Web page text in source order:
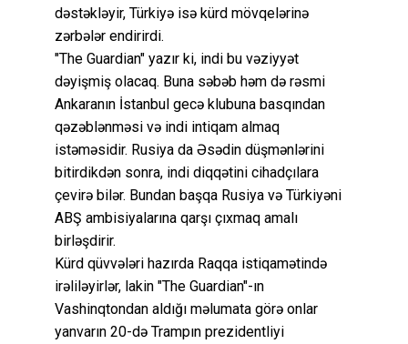
dəstəkləyir, Türkiyə isə kürd mövqelərinə
zərbələr endirirdi.
"The Guardian" yazır ki, indi bu vəziyyət
dəyişmiş olacaq. Buna səbəb həm də rəsmi
Ankaranın İstanbul gecə klubuna basqından
qəzəblənməsi və indi intiqam almaq
istəməsidir. Rusiya da Əsədin düşmənlərini
bitirdikdən sonra, indi diqqətini cihadçılara
çevirə bilər. Bundan başqa Rusiya və Türkiyəni
ABŞ ambisiyalarına qarşı çıxmaq amalı
birləşdirir.
Kürd qüvvələri hazırda Raqqa istiqamətində
irəliləyirlər, lakin "The Guardian"-ın
Vashinqtondan aldığı məlumata görə onlar
yanvarın 20-də Trampın prezidentliyi